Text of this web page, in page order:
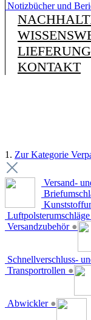
Notizbücher und
KONTAKT
1. Zur Kategorie
Versand-
Luftpolsterumschläge
Versandzubehör ●
Schnellverschluss-
Transportrollen ●
Abwickler ●